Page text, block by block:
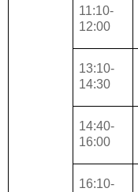
11:10-
12:00
13:10-
14:30
14:40-
16:00
16:10-